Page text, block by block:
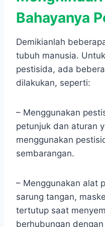
Bahayanya
Demikianlah
tubuh manusia.
pestisida, ada
dilakukan, seperti:
– Menggunakan
petunjuk dan aturan
menggunakan
sembarangan.
– Menggunakan alat
sarung tangan,
tertutup saat
berhubungan